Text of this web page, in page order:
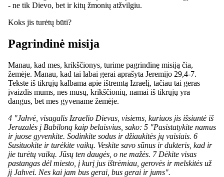
- ne tik Dievo, bet ir kitų žmonių atžvilgiu.
Koks jis turėtų būti?
Pagrindinė misija
Manau, kad mes, krikščionys, turime pagrindinę misiją čia,
žemėje. Manau, kad tai labai gerai aprašyta Jeremijo 29,4-7.
Tekste iš tikrųjų kalbama apie ištremtą Izraelį, tačiau tai geras
įvaizdis mums, nes mūsų, krikščionių, namai iš tikrųjų yra
dangus, bet mes gyvename žemėje.
4 "Jahvė, visagalis Izraelio Dievas, visiems, kuriuos jis išsiuntė iš
Jeruzalės į Babiloną kaip belaisvius, sako: 5 "Pasistatykite namus
ir juose gyvenkite. Sodinkite sodus ir džiaukitės jų vaisiais. 6
Susituokite ir turėkite vaikų. Veskite savo sūnus ir dukteris, kad ir
jie turėtų vaikų. Jūsų ten daugės, o ne mažės. 7 Dėkite visas
pastangas dėl miesto, į kurį jus ištrėmiau, gerovės ir melskitės už
jį Jahvei. Nes kai jam bus gerai, bus gerai ir jums".